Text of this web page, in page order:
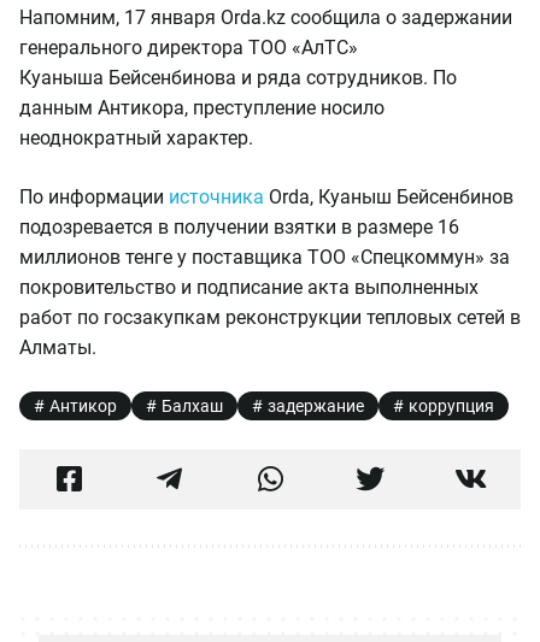
Напомним, 17 января Orda.kz сообщила о задержании
генерального директора ТОО «АлТС»
Куаныша Бейсенбинова и ряда сотрудников. По
данным Антикора, преступление носило
неоднократный характер.
По информации источника Orda, Куаныш Бейсенбинов
подозревается в получении взятки в размере 16
миллионов тенге у поставщика ТОО «Спецкоммун» за
покровительство и подписание акта выполненных
работ по госзакупкам реконструкции тепловых сетей в
Алматы.
Антикор Балхаш задержание коррупция